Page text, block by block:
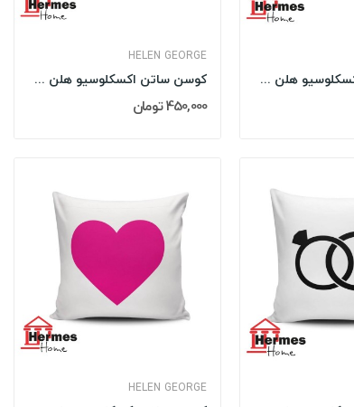
کوسن ساتن اکسکلوسیو هلن جورج HELEN GEORGE مدل:...
HELEN GEORGE
کوسن ساتن اکسکلوسیو هلن جورج HELEN GEORGE مدل:...
450,000 تومان
HELEN GEORGE